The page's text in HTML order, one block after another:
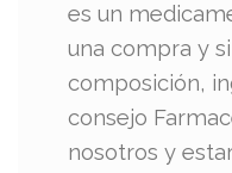
es un
una compra y
composición,
consejo
nosotros y